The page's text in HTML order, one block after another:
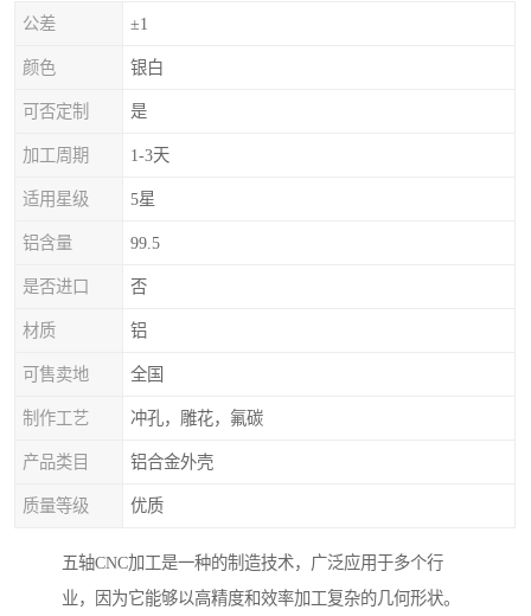
公差 ±1
颜色 银白
可否定制 是
加工周期 1-3天
适用星级 5星
铝含量 99.5
是否进口 否
材质 铝
可售卖地 全国
制作工艺 冲孔，雕花，氟碳
产品类目 铝合金外壳
质量等级 优质
五轴CNC加工是一种的制造技术，广泛应用于多个行
业，因为它能够以高精度和效率加工复杂的几何形状。